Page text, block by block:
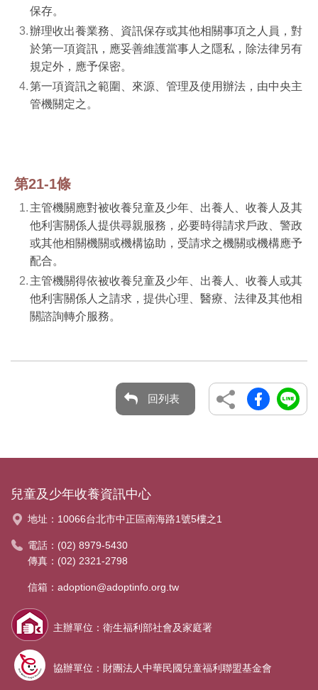
保存。
辦理收出養業務、資訊保存或其他相關事項之人員，對
於第一項資訊，應妥善維護當事人之隱私，除法律另有
規定外，應予保密。
第一項資訊之範圍、來源、管理及使用辦法，由中央主
管機關定之。
第21-1條
主管機關應對被收養兒童及少年、出養人、收養人及其
他利害關係人提供尋親服務，必要時得請求戶政、警政
或其他相關機關或機構協助，受請求之機關或機構應予
配合。
主管機關得依被收養兒童及少年、出養人、收養人或其
他利害關係人之請求，提供心理、醫療、法律及其他相
關諮詢轉介服務。
回列表
兒童及少年收養資訊中心
地址： 10066台北市中正區南海路1號5樓之1
電話： (02) 8979-5430
傳真：(02) 2321-2798
信箱： adoption@adoptinfo.org.tw
主辦單位：衛生福利部社會及家庭署
協辦單位：財團法人中華民國兒童福利聯盟基金會